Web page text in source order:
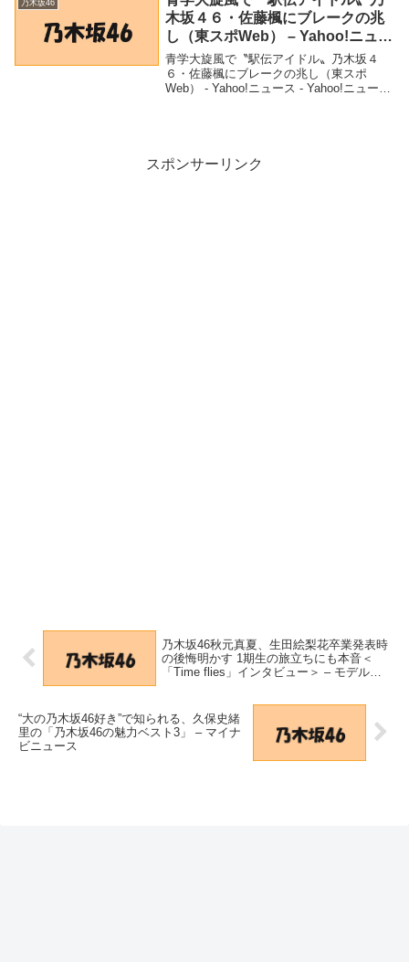
乃木坂46
木坂４６・佐藤楓にブレークの兆
し（東スポWeb） – Yahoo!ニュー
ス – Yahoo!ニュース
青学大旋風で〝駅伝アイドル〟乃木坂４
６・佐藤楓にブレークの兆し（東スポ
Web） - Yahoo!ニュース - Yahoo!ニュース
スポンサーリンク
乃木坂46秋元真夏、生田絵梨花卒業発表時
の後悔明かす 1期生の旅立ちにも本音＜
「Time flies」インタビュー＞ – モデルプ
“大の乃木坂46好き”で知られる、久保史緒
里の「乃木坂46の魅力ベスト3」 – マイナ
ビニュース